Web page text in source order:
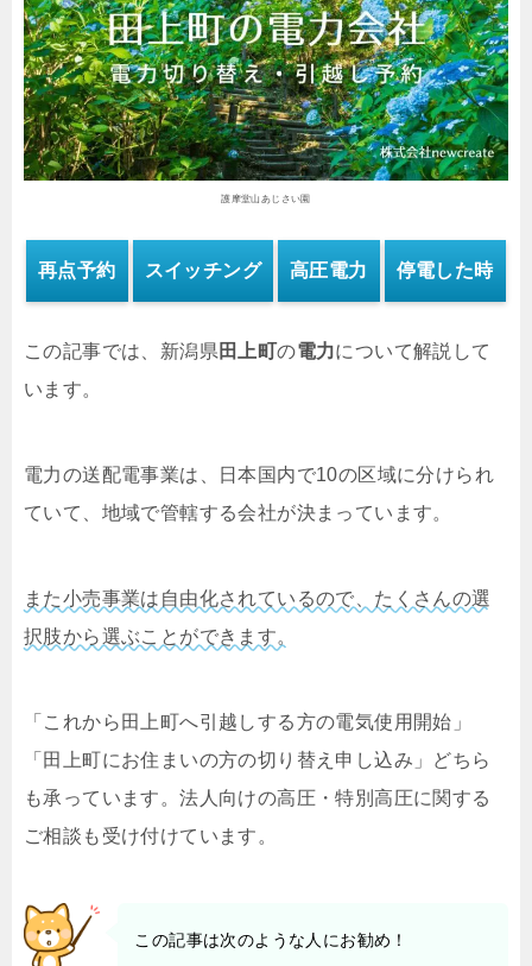
護摩堂山あじさい園
再点予約 スイッチング 高圧電力 停電した時
この記事では、新潟県田上町の電力について解説して
います。
電力の送配電事業は、日本国内で10の区域に分けられ
ていて、地域で管轄する会社が決まっています。
また小売事業は自由化されているので、たくさんの選
択肢から選ぶことができます。
「これから田上町へ引越しする方の電気使用開始」
「田上町にお住まいの方の切り替え申し込み」どちら
も承っています。法人向けの高圧・特別高圧に関する
ご相談も受け付けています。
この記事は次のような人にお勧め！